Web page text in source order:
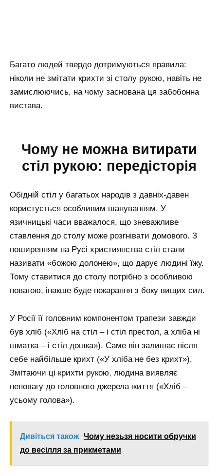
Багато людей твердо дотримуються правила:
ніколи не змітати крихти зі столу рукою, навіть не
замислюючись, на чому заснована ця забобонна
вистава.
Чому не можна витирати
стіл рукою: передісторія
Обідній стіл у багатьох народів з давніх-давен
користується особливим шануванням. У
язичницькі часи вважалося, що зневажливе
ставлення до столу може розгнівати домового. З
поширенням на Русі християнства стіл стали
називати «божою долонею», що дарує людині їжу.
Тому ставитися до столу потрібно з особливою
повагою, інакше буде покарання з боку вищих сил.
У Росії її головним компонентом трапези завжди
був хліб («Хліб на стіл – і стіл престол, а хліба ні
шматка – і стіл дошка»). Саме він залишає після
себе найбільше крихт («У хліба не без крихт»).
Змітаючи ці крихти рукою, людина виявляє
неповагу до головного джерела життя («Хліб –
усьому голова»).
Дивіться також Чому незьзя носити обручки
до весілля за прикметами